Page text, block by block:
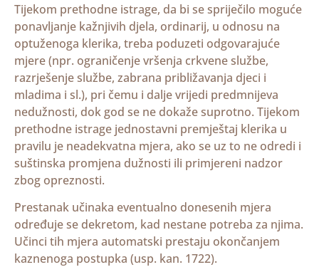
Tijekom prethodne istrage, da bi se spriječilo moguće
ponavljanje kažnjivih djela, ordinarij, u odnosu na
optuženoga klerika, treba poduzeti odgovarajuće
mjere (npr. ograničenje vršenja crkvene službe,
razrješenje službe, zabrana približavanja djeci i
mladima i sl.), pri čemu i dalje vrijedi predmnijeva
nedužnosti, dok god se ne dokaže suprotno. Tijekom
prethodne istrage jednostavni premještaj klerika u
pravilu je neadekvatna mjera, ako se uz to ne odredi i
suštinska promjena dužnosti ili primjereni nadzor
zbog opreznosti.
Prestanak učinaka eventualno donesenih mjera
određuje se dekretom, kad nestane potreba za njima.
Učinci tih mjera automatski prestaju okončanjem
kaznenoga postupka (usp. kan. 1722).